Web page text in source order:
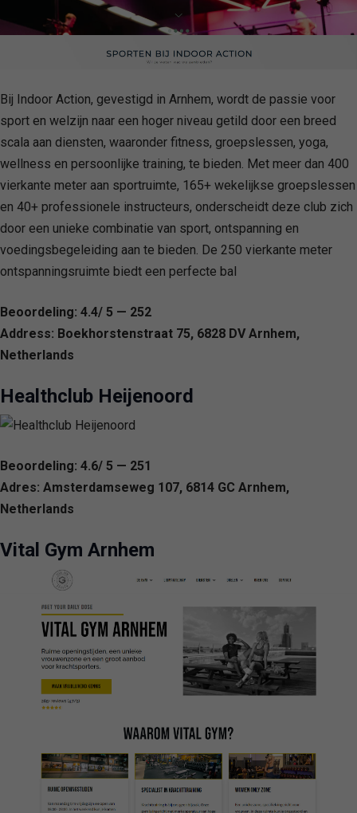
Bij Indoor Action, gevestigd in Arnhem, wordt de passie voor
sport en welzijn naar een hoger niveau getild door een breed
scala aan diensten, waaronder fitness, groepslessen, yoga,
wellness en persoonlijke training, te bieden. Met meer dan 400
vierkante meter aan sportruimte, 165+ wekelijkse groepslessen
en 40+ professionele instructeurs, onderscheidt deze club zich
door een unieke combinatie van sport, ontspanning en
voedingsbegeleiding aan te bieden. De 250 vierkante meter
ontspanningsruimte biedt een perfecte bal
Beoordeling: 4.4/ 5 — 252
Address: Boekhorstenstraat 75, 6828 DV Arnhem,
Netherlands
Healthclub Heijenoord
Beoordeling: 4.6/ 5 — 251
Adres: Amsterdamseweg 107, 6814 GC Arnhem,
Netherlands
Vital Gym Arnhem